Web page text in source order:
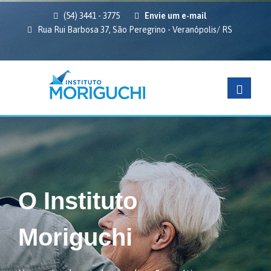
(54) 3441 - 3775
Envie um e-mail
Rua Rui Barbosa 37, São Peregrino - Veranópolis/ RS